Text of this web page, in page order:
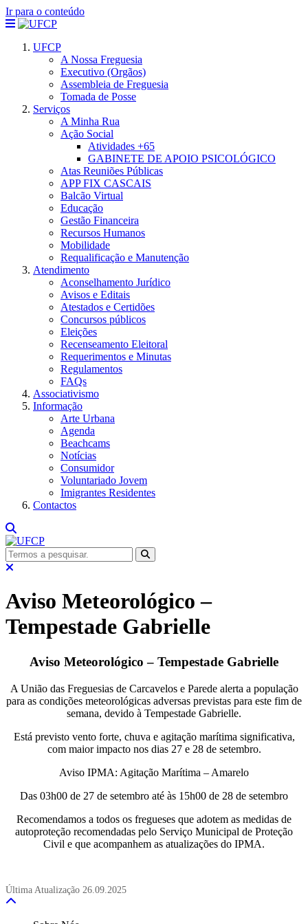
Ir para o conteúdo
UFCP
A Nossa Freguesia
Executivo (Orgãos)
Assembleia de Freguesia
Tomada de Posse
Serviços
A Minha Rua
Ação Social
Atividades +65
GABINETE DE APOIO PSICOLÓGICO
Atas Reuniões Públicas
APP FIX CASCAIS
Balcão Virtual
Educação
Gestão Financeira
Recursos Humanos
Mobilidade
Requalificação e Manutenção
Atendimento
Aconselhamento Jurídico
Avisos e Editais
Atestados e Certidões
Concursos públicos
Eleições
Recenseamento Eleitoral
Requerimentos e Minutas
Regulamentos
FAQs
Associativismo
Informação
Arte Urbana
Agenda
Beachcams
Notícias
Consumidor
Voluntariado Jovem
Imigrantes Residentes
Contactos
Aviso Meteorológico –
Tempestade Gabrielle
Aviso Meteorológico – Tempestade Gabrielle
A União das Freguesias de Carcavelos e Parede alerta a população
para as condições meteorológicas adversas previstas para este fim de
semana, devido à Tempestade Gabrielle.
Está previsto vento forte, chuva e agitação marítima significativa,
com maior impacto nos dias 27 e 28 de setembro.
Aviso IPMA: Agitação Marítima – Amarelo
Das 03h00 de 27 de setembro até às 15h00 de 28 de setembro
Recomendamos a todos os fregueses que adotem as medidas de
autoproteção recomendadas pelo Serviço Municipal de Proteção
Civil e que acompanhem as atualizações do IPMA.
Última Atualização 26.09.2025